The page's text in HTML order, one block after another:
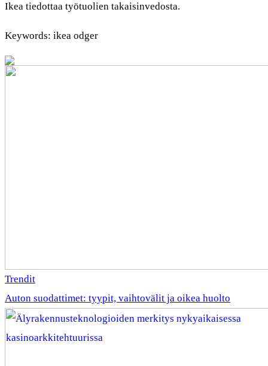
Ikea tiedottaa työtuolien takaisinvedosta.
Keywords: ikea odger
Trendit
Auton suodattimet: tyypit, vaihtovälit ja oikea huolto